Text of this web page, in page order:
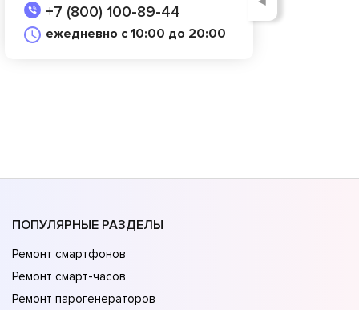
+7 (800) 100-89-44
ежедневно с 10:00 до 20:00
ПОПУЛЯРНЫЕ РАЗДЕЛЫ
Ремонт смартфонов
Ремонт смарт-часов
Ремонт парогенераторов